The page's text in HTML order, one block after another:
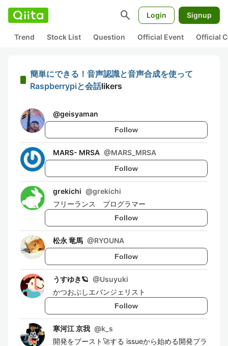
search Login Signup
Trend Stock List Question Official Event Official
簡単にできる！音声認識と音声合成を使って
Raspberrypiと会話likers
@geisyaman
Follow
MARS- MRSA @MARS_MRSA
Follow
grekichi @grekichi
フリーランス プログラマー
Follow
松永 竜馬 @RYOUNA
Follow
うすゆき🪐 @Usuyuki
かつおぶしエバンジェリスト
Follow
寒河江 京我 @k_s
開発をブースト🚀する issueから始める開発プラ